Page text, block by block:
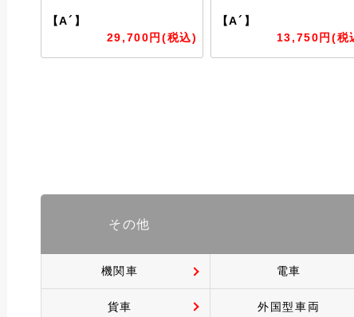
【A´】
29,700円(税込)
【A´】
13,750円(税
その他
機関車 電車
貨車 外国型車両